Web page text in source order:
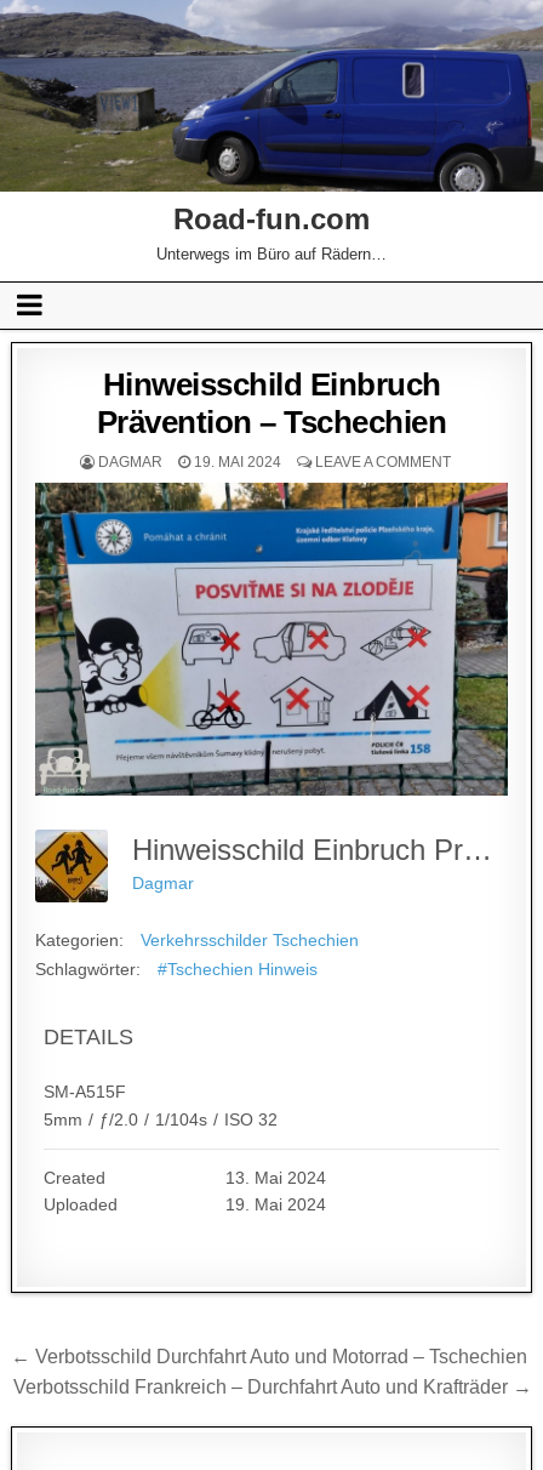
Road-fun.com
Unterwegs im Büro auf Rädern…
Hinweisschild Einbruch
Prävention – Tschechien
DAGMAR 19. MAI 2024 LEAVE A COMMENT
Hinweisschild Einbruch Prävention - Tschechien
Dagmar
Kategorien:
Verkehrsschilder Tschechien
Schlagwörter:
#Tschechien Hinweis
DETAILS
SM-A515F
5mm / ƒ/2.0 / 1/104s / ISO 32
Created
13. Mai 2024
Uploaded
19. Mai 2024
Beitragsnavigation
← Verbotsschild Durchfahrt Auto und Motorrad – Tschechien
Verbotsschild Frankreich – Durchfahrt Auto und Krafträder →